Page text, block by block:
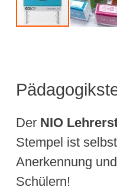
Der NIO
Stempel ist
Anerkennung
Schülern!